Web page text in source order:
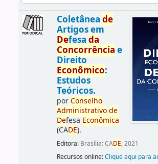
Coletânea de
Artigos em
Defesa da
Concorrência e
Direito
Econômico:
Estudos
Teóricos.
porConselho
Administrativo de
Defesa Econômica
(CADE).
Editora: Brasília: CADE, 2021
Recursos online:Clique aqui para